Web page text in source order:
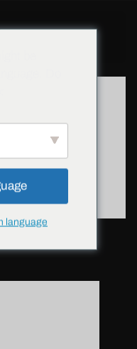
language